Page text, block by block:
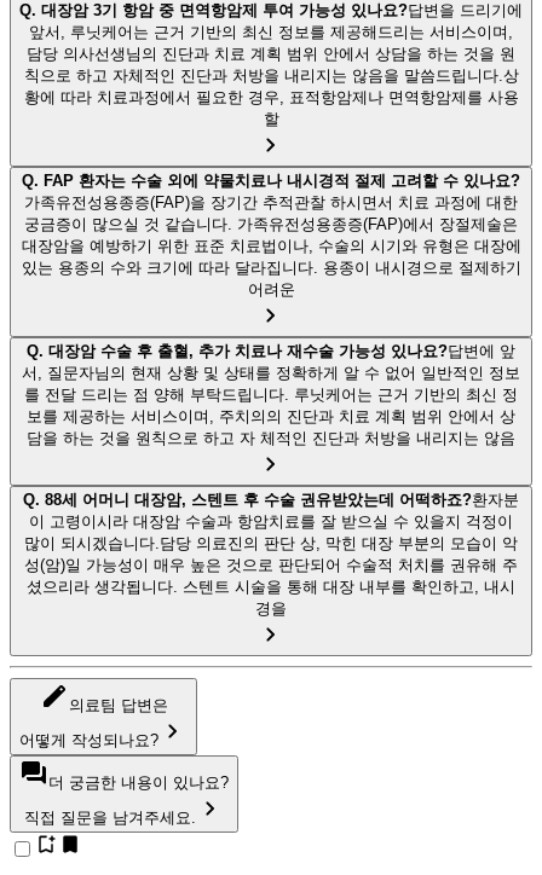
Q. 대장암 3기 항암 중 면역항암제 투여 가능성 있나요?답변을 드리기에
앞서, 루닛케어는 근거 기반의 최신 정보를 제공해드리는 서비스이며,
담당 의사선생님의 진단과 치료 계획 범위 안에서 상담을 하는 것을 원
칙으로 하고 자체적인 진단과 처방을 내리지는 않음을 말씀드립니다.상
황에 따라 치료과정에서 필요한 경우, 표적항암제나 면역항암제를 사용
할
Q. FAP 환자는 수술 외에 약물치료나 내시경적 절제 고려할 수 있나요?
가족유전성용종증(FAP)을 장기간 추적관찰 하시면서 치료 과정에 대한
궁금증이 많으실 것 같습니다. 가족유전성용종증(FAP)에서 장절제술은
대장암을 예방하기 위한 표준 치료법이나, 수술의 시기와 유형은 대장에
있는 용종의 수와 크기에 따라 달라집니다. 용종이 내시경으로 절제하기
어려운
Q. 대장암 수술 후 출혈, 추가 치료나 재수술 가능성 있나요?답변에 앞
서, 질문자님의 현재 상황 및 상태를 정확하게 알 수 없어 일반적인 정보
를 전달 드리는 점 양해 부탁드립니다. 루닛케어는 근거 기반의 최신 정
보를 제공하는 서비스이며, 주치의의 진단과 치료 계획 범위 안에서 상
담을 하는 것을 원칙으로 하고 자 체적인 진단과 처방을 내리지는 않음
Q. 88세 어머니 대장암, 스텐트 후 수술 권유받았는데 어떡하죠?환자분
이 고령이시라 대장암 수술과 항암치료를 잘 받으실 수 있을지 걱정이
많이 되시겠습니다.담당 의료진의 판단 상, 막힌 대장 부분의 모습이 악
성(암)일 가능성이 매우 높은 것으로 판단되어 수술적 처치를 권유해 주
셨으리라 생각됩니다. 스텐트 시술을 통해 대장 내부를 확인하고, 내시
경을
의료팀 답변은
어떻게 작성되나요?
더 궁금한 내용이 있나요?
직접 질문을 남겨주세요.